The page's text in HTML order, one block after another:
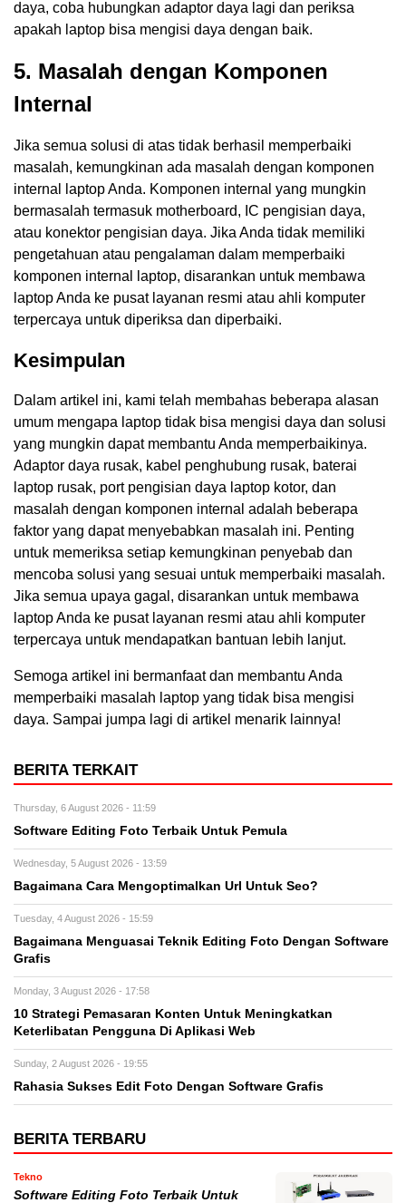
daya, coba hubungkan adaptor daya lagi dan periksa
apakah laptop bisa mengisi daya dengan baik.
5. Masalah dengan Komponen
Internal
Jika semua solusi di atas tidak berhasil memperbaiki
masalah, kemungkinan ada masalah dengan komponen
internal laptop Anda. Komponen internal yang mungkin
bermasalah termasuk motherboard, IC pengisian daya,
atau konektor pengisian daya. Jika Anda tidak memiliki
pengetahuan atau pengalaman dalam memperbaiki
komponen internal laptop, disarankan untuk membawa
laptop Anda ke pusat layanan resmi atau ahli komputer
terpercaya untuk diperiksa dan diperbaiki.
Kesimpulan
Dalam artikel ini, kami telah membahas beberapa alasan
umum mengapa laptop tidak bisa mengisi daya dan solusi
yang mungkin dapat membantu Anda memperbaikinya.
Adaptor daya rusak, kabel penghubung rusak, baterai
laptop rusak, port pengisian daya laptop kotor, dan
masalah dengan komponen internal adalah beberapa
faktor yang dapat menyebabkan masalah ini. Penting
untuk memeriksa setiap kemungkinan penyebab dan
mencoba solusi yang sesuai untuk memperbaiki masalah.
Jika semua upaya gagal, disarankan untuk membawa
laptop Anda ke pusat layanan resmi atau ahli komputer
terpercaya untuk mendapatkan bantuan lebih lanjut.
Semoga artikel ini bermanfaat dan membantu Anda
memperbaiki masalah laptop yang tidak bisa mengisi
daya. Sampai jumpa lagi di artikel menarik lainnya!
BERITA TERKAIT
Thursday, 6 August 2026 - 11:59
Software Editing Foto Terbaik Untuk Pemula
Wednesday, 5 August 2026 - 13:59
Bagaimana Cara Mengoptimalkan Url Untuk Seo?
Tuesday, 4 August 2026 - 15:59
Bagaimana Menguasai Teknik Editing Foto Dengan Software
Grafis
Monday, 3 August 2026 - 17:58
10 Strategi Pemasaran Konten Untuk Meningkatkan
Keterlibatan Pengguna Di Aplikasi Web
Sunday, 2 August 2026 - 19:55
Rahasia Sukses Edit Foto Dengan Software Grafis
BERITA TERBARU
Tekno
Software Editing Foto Terbaik Untuk